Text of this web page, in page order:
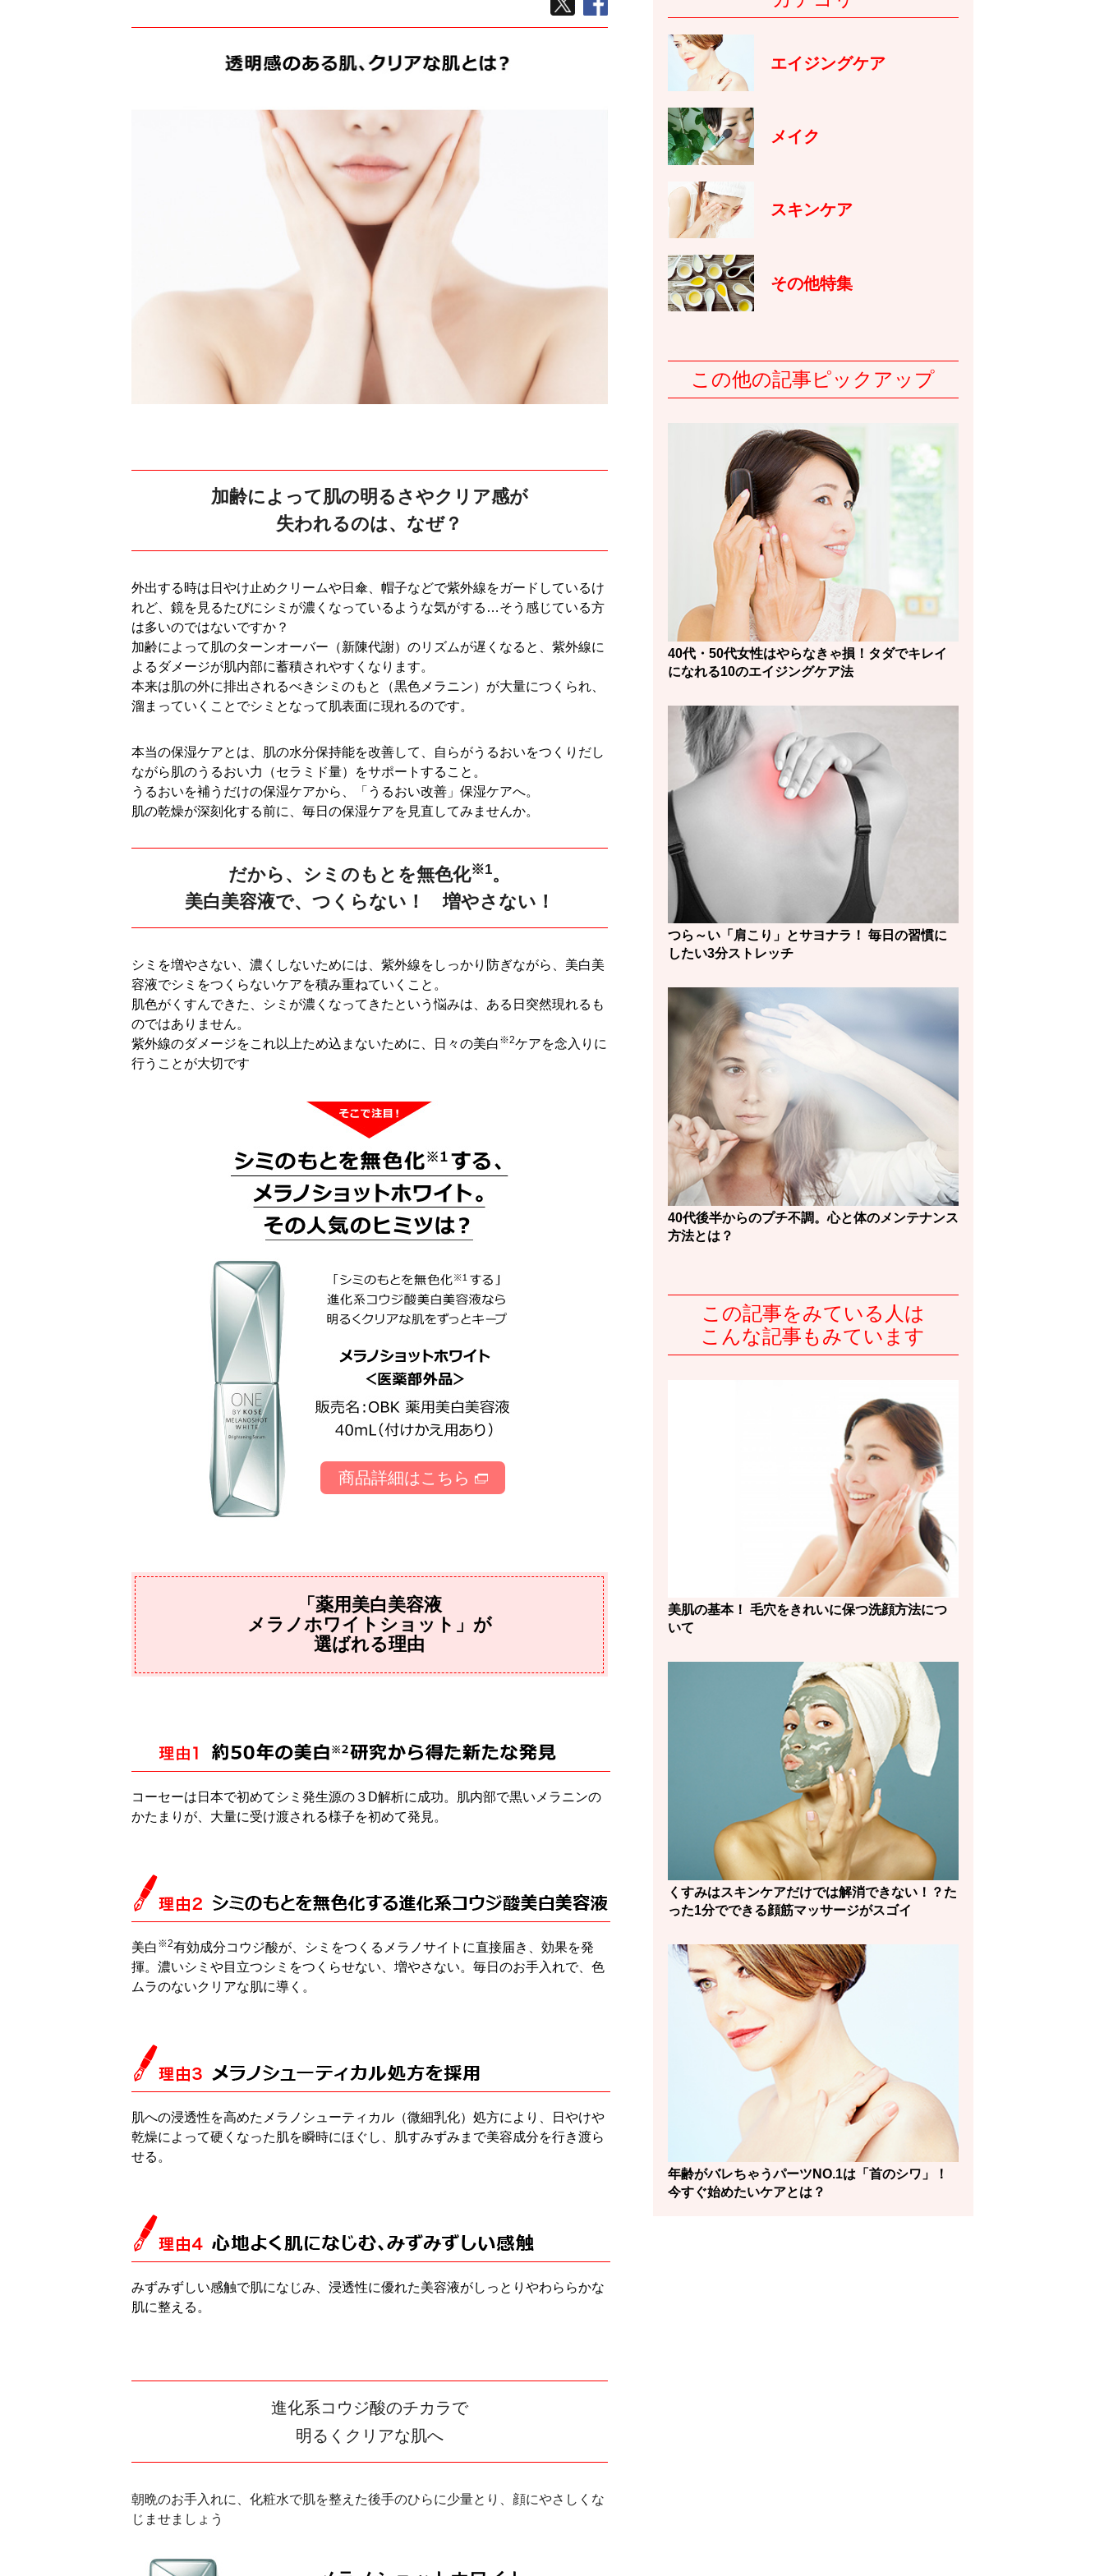
加齢によって肌の明るさやクリア感が
失われるのは、なぜ？
外出する時は日やけ止めクリームや日傘、帽子などで紫外線をガードしているけ
れど、鏡を見るたびにシミが濃くなっているような気がする…そう感じている方
は多いのではないですか？
加齢によって肌のターンオーバー（新陳代謝）のリズムが遅くなると、紫外線に
よるダメージが肌内部に蓄積されやすくなります。
本来は肌の外に排出されるべきシミのもと（黒色メラニン）が大量につくられ、
溜まっていくことでシミとなって肌表面に現れるのです。
本当の保湿ケアとは、肌の水分保持能を改善して、自らがうるおいをつくりだし
ながら肌のうるおい力（セラミド量）をサポートすること。
うるおいを補うだけの保湿ケアから、「うるおい改善」保湿ケアへ。
肌の乾燥が深刻化する前に、毎日の保湿ケアを見直してみませんか。
だから、シミのもとを無色化※1。
美白美容液で、つくらない！ 増やさない！
シミを増やさない、濃くしないためには、紫外線をしっかり防ぎながら、美白美
容液でシミをつくらないケアを積み重ねていくこと。
肌色がくすんできた、シミが濃くなってきたという悩みは、ある日突然現れるも
のではありません。
紫外線のダメージをこれ以上ため込まないために、日々の美白 ※2ケアを念入りに
行うことが大切です
商品詳細はこちら
「薬用美白美容液
メラノホワイトショット」が
選ばれる理由
コーセーは日本で初めてシミ発生源の３D解析に成功。肌内部で黒いメラニンの
かたまりが、大量に受け渡される様子を初めて発見。
美白 ※2有効成分コウジ酸が、シミをつくるメラノサイトに直接届き、効果を発
揮。濃いシミや目立つシミをつくらせない、増やさない。毎日のお手入れで、色
ムラのないクリアな肌に導く。
肌への浸透性を高めたメラノシューティカル（微細乳化）処方により、日やけや
乾燥によって硬くなった肌を瞬時にほぐし、肌すみずみまで美容成分を行き渡ら
せる。
みずみずしい感触で肌になじみ、浸透性に優れた美容液がしっとりやわららかな
肌に整える。
進化系コウジ酸のチカラで
明るくクリアな肌へ
朝晩のお手入れに、化粧水で肌を整えた後手のひらに少量とり、顔にやさしくな
じませましょう
エイジングケア
メイク
スキンケア
その他特集
この他の記事ピックアップ
40代・50代女性はやらなきゃ損！タダでキレイ
になれる10のエイジングケア法
つら～い「肩こり」とサヨナラ！ 毎日の習慣に
したい3分ストレッチ
40代後半からのプチ不調。心と体のメンテナンス
方法とは？
この記事をみている人は
こんな記事もみています
美肌の基本！ 毛穴をきれいに保つ洗顔方法につ
いて
くすみはスキンケアだけでは解消できない！？た
った1分でできる顔筋マッサージがスゴイ
年齢がバレちゃうパーツNO.1は「首のシワ」！
今すぐ始めたいケアとは？